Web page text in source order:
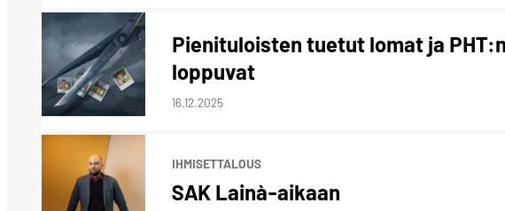
Pienituloisten tuetut lomat ja
loppuvat
16.12.2025
IHMISETTALOUS
SAK Lainà-aikaan